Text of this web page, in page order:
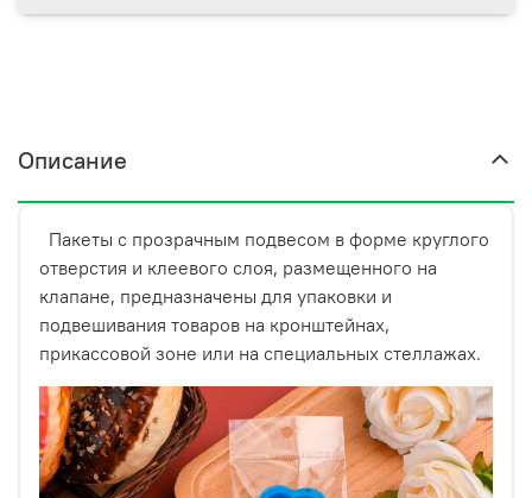
Пакетики значительно экономят рабочее
пространство, при этом позволяя наглядно представить
товар. Упаковка позволяет защитить товар от влаги,
воды, загрязнений, неблагоприятных условий хранения,
при осмотре покупателем.
Описание
Пакеты с прозрачным подвесом в форме круглого
отверстия и клеевого слоя, размещенного на
клапане, предназначены для упаковки и
подвешивания товаров на кронштейнах,
прикассовой зоне или на специальных стеллажах.